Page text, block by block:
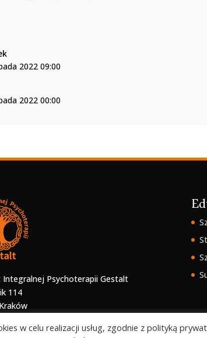
2022 09:00
2022 00:00
Psychoterapii Gestalt
114
w celu realizacji usług, zgodnie z polityką